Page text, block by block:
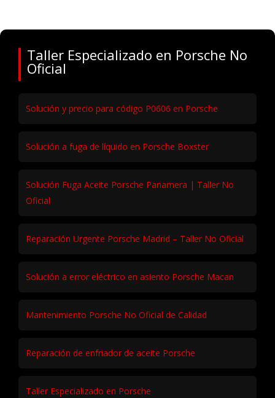
Taller Especializado en Porsche No
Oficial
Solución y precio para código P0606 en Porsche
Solución a fuga de líquido en Porsche Boxster
Solución Fuga Aceite Porsche Panamera | Taller No
Oficial
Reparación Urgente Porsche Madrid – Taller No Oficial
Solución a error eléctrico en asiento Porsche Macan
Mantenimiento Porsche No Oficial de Calidad
Reparación de enfriador de aceite Porsche
Taller Especializado en Porsche